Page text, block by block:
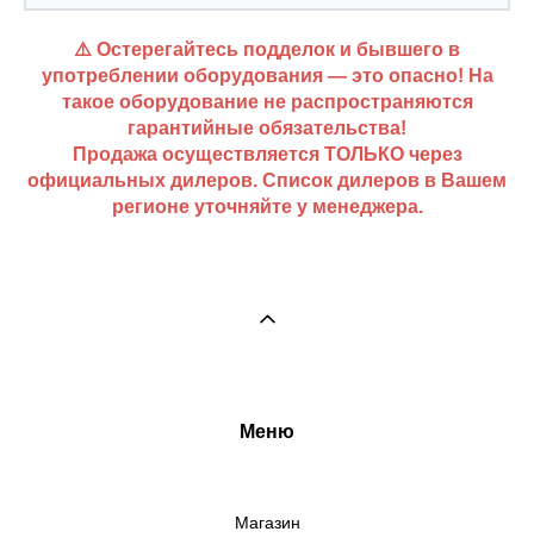
⚠️ Остерегайтесь подделок и бывшего в
употреблении оборудования — это опасно! На
такое оборудование не распространяются
гарантийные обязательства!
Продажа осуществляется ТОЛЬКО через
официальных дилеров. Список дилеров в Вашем
регионе уточняйте у менеджера.
Меню
Магазин